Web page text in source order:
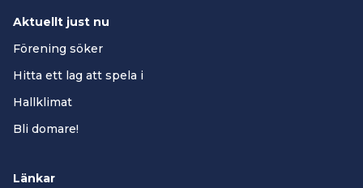
Aktuellt just nu
Förening söker
Hitta ett lag att spela i
Hallklimat
Bli domare!
Länkar